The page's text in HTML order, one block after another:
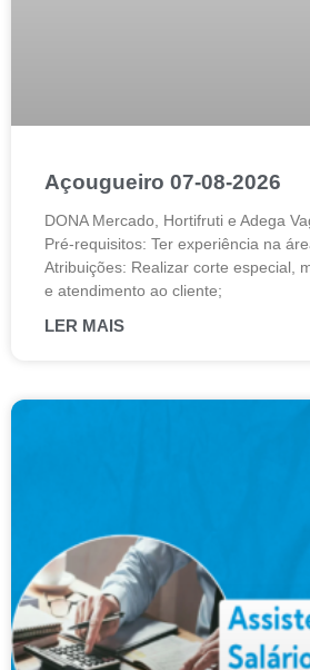
Açougueiro 07-08-2026
DONA Mercado, Hortifruti e Adega
Pré-requisitos: Ter experiência na
Atribuições: Realizar corte especial,
e atendimento ao cliente;
LER MAIS